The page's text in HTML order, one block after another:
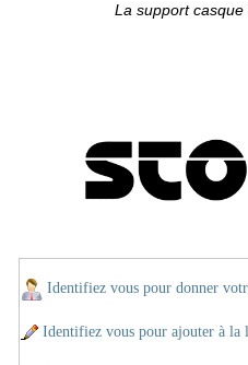
La support
Identifiez vous pour donner
Identifiez vous pour ajouter à la